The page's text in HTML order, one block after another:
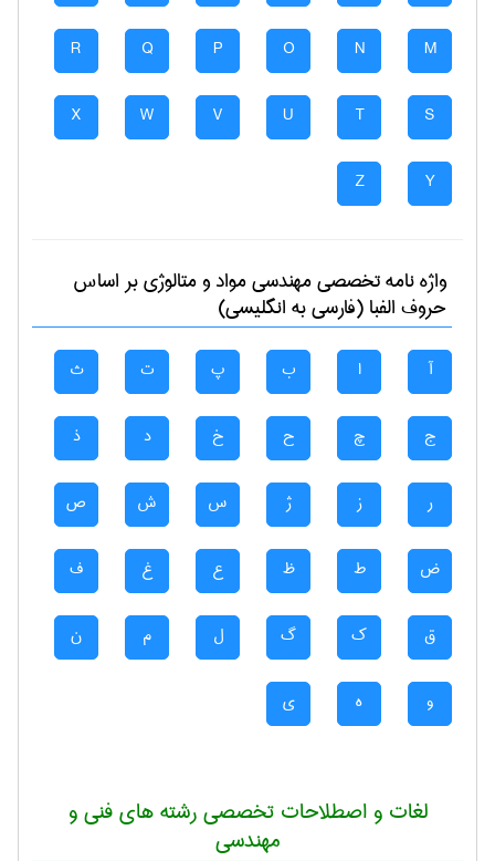
M
N
O
P
Q
R
S
T
U
V
W
X
Y
Z
واژه نامه تخصصیمهندسی مواد و متالوژیبر اساس
حروف الفبا (فارسی به انگلیسی)
آ ا ب پ ت ث
ج چ ح خ د ذ
ر ز ژ س ش ص
ض ط ظ ع غ ف
ق ک گ ل م ن
و ه ی
لغات و اصطلاحات تخصصی رشته های فنی و
مهندسی